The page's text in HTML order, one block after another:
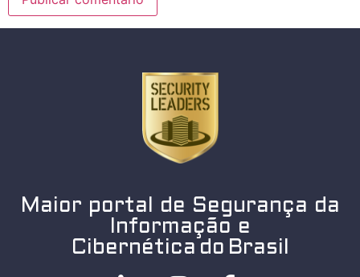
Maior portal de Segurança da
Informação e
Cibernética do Brasil